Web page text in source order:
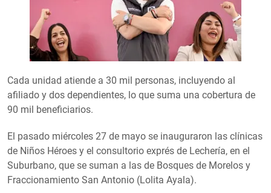
Cada unidad atiende a 30 mil personas, incluyendo al
afiliado y dos dependientes, lo que suma una cobertura de
90 mil beneficiarios.
El pasado miércoles 27 de mayo se inauguraron las clínicas
de Niños Héroes y el consultorio exprés de Lechería, en el
Suburbano, que se suman a las de Bosques de Morelos y
Fraccionamiento San Antonio (Lolita Ayala).